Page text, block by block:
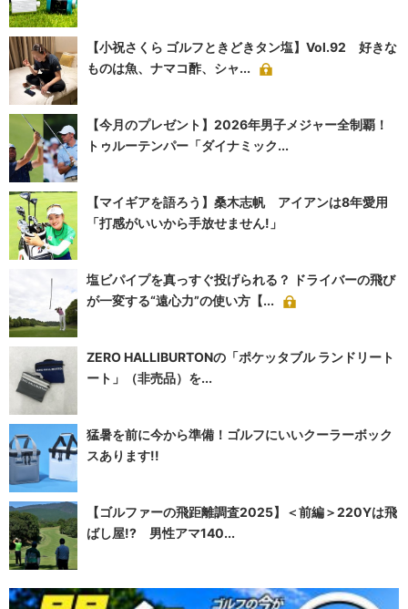
【小祝さくら ゴルフときどきタン塩】Vol.92 好きな
ものは魚、ナマコ酢、シャ...
【今月のプレゼント】2026年男子メジャー全制覇！
トゥルーテンパー「ダイナミック...
【マイギアを語ろう】桑木志帆 アイアンは8年愛用
「打感がいいから手放せません!」
塩ビパイプを真っすぐ投げられる？ ドライバーの飛び
が一変する“遠心力”の使い方【...
ZERO HALLIBURTONの「ポケッタブル ランドリート
ート」（非売品）を...
猛暑を前に今から準備！ゴルフにいいクーラーボック
スあります!!
【ゴルファーの飛距離調査2025】＜前編＞220Yは飛
ばし屋!? 男性アマ140...